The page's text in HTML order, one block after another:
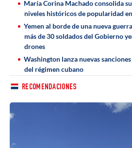
María Corina Machado consolida
niveles históricos de popularidad
Yemen al borde de una nueva
más de 30 soldados del Gobierno
drones
Washington lanza nuevas
del régimen cubano
RECOMENDACIONES